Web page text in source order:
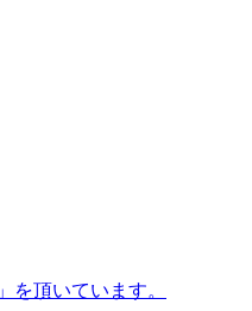
」を頂いています。